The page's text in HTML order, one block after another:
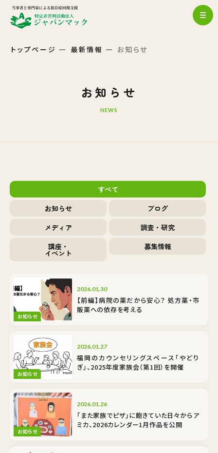
トップページ 最新情報 お知らせ
お知らせ
NEWS
すべて
お知らせ
ブログ
メディア
調査・研究
講座・
イベント
募集情報
お知らせ
2026.01.30
【前編】病院の薬だから安心？ 処方薬・市
販薬への依存を考える
お知らせ
2026.01.27
福岡のカウンセリングスペース「やどり
ぎ」、2025年度家族会（第1回）を開催
お知らせ
2026.01.26
「また家族でピザ」に飽きていた日々から――ア
ミカ、2026カレンダー1月作品を公開